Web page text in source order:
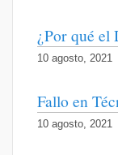
¿Por qué el
10 agosto, 2021
Fallo en
10 agosto, 2021